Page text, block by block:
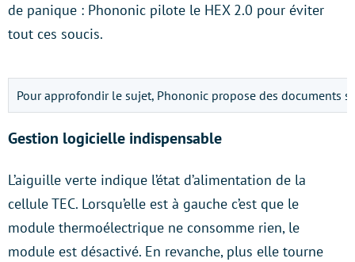
de panique : Phononic pilote le HEX 2.0 pour éviter
tout ces soucis.
Pour approfondir le sujet, Phononic propose des documents
Gestion logicielle indispensable
L’aiguille verte indique l’état d’alimentation de la
cellule TEC. Lorsqu’elle est à gauche c’est que le
module thermoélectrique ne consomme rien, le
module est désactivé. En revanche, plus elle tourne